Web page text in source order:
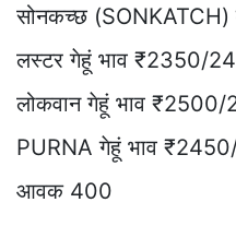
सोनकच्छ (SONKATCH)
लस्टर गेहूं भाव ₹2350/
लोकवान गेहूं भाव
PURNA गेहूं भाव
आवक 400